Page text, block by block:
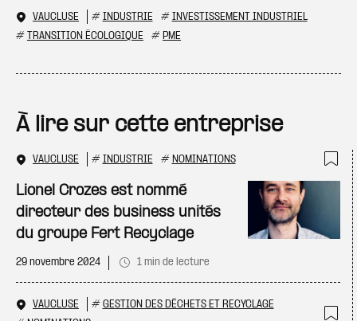
VAUCLUSE # INDUSTRIE # INVESTISSEMENT INDUSTRIEL
# TRANSITION ÉCOLOGIQUE # PME
À lire sur cette entreprise
VAUCLUSE # INDUSTRIE # NOMINATIONS
Lionel Crozes est nommé
directeur des business unités
du groupe Fert Recyclage
29 novembre 2024 1 min de lecture
VAUCLUSE # GESTION DES DÉCHETS ET RECYCLAGE